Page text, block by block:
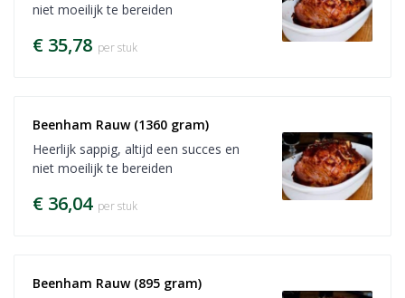
niet moeilijk te bereiden
€ 35,78 per stuk
Beenham Rauw (1360 gram)
Heerlijk sappig, altijd een succes en
niet moeilijk te bereiden
€ 36,04 per stuk
Beenham Rauw (895 gram)